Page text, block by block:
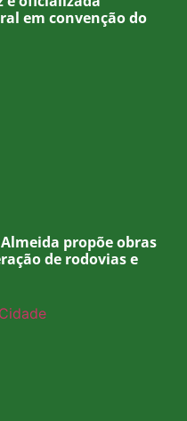
em convenção do
propõe obras
de rodovias e